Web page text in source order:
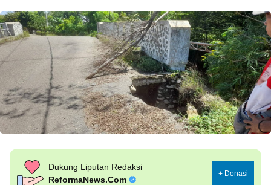
Dukung Liputan Redaksi
ReformaNews.Com
+ Donasi